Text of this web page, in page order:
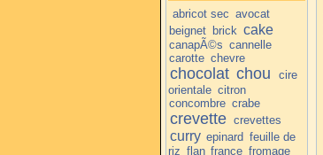
abricot sec avocat
beignet brick cake
canapÃ©s cannelle
carotte chevre
chocolat chou
cire
orientale citron
concombre crabe
crevette crevettes
curry epinard feuille de
riz flan france fromage